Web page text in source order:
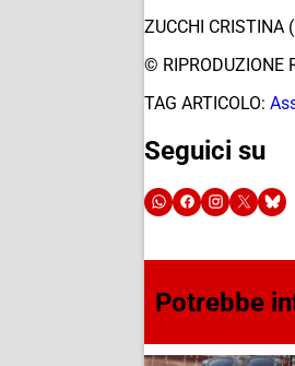
ZUCCHI CRISTINA
© RIPRODUZIONE
TAG ARTICOLO:
Seguici su
Potrebbe